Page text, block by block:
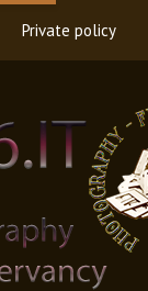
Private policy